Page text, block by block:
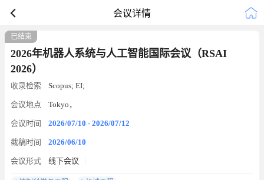
会议详情
已结束
2026年机器人系统与人工智能国际会议（RSAI
2026）
收录检索 Scopus; EI;
会议地点 Tokyo，
会议时间 2026/07/10 - 2026/07/12
截稿时间 2026/06/10
会议形式 线下会议